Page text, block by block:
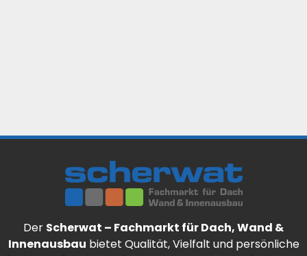
Der Scherwat – Fachmarkt für Dach, Wand &
Innenausbau bietet Qualität, Vielfalt und persönliche